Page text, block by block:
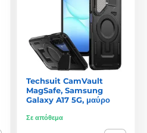
Techsuit CamVault
MagSafe, Samsung
Galaxy A17 5G, μαύρο
Σε απόθεμα